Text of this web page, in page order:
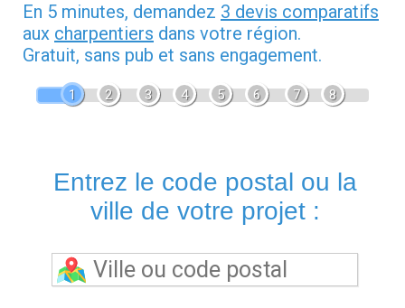
En 5 minutes, demandez 3 devis comparatifs
aux charpentiers dans votre région.
Gratuit, sans pub et sans engagement.
1 2 3 4 5 6 7 8
Entrez le code postal ou la
ville de votre projet :